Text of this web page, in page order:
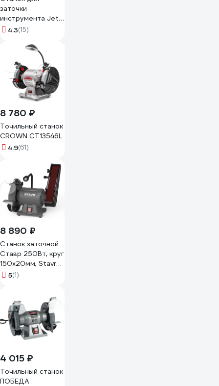
заточки
инструмента Jet
JBG-150 577901M
4.3(15)
8 780 ₽
Точильный станок
CROWN CT13546L
4.9(61)
8 890 ₽
Станок заточной
Ставр 250Вт, круг
150x20мм, Stavr
SBG 150-250W-
алюм. корпус,
кабель 3м (круг 1
шт,
защит.экран.адаптер
5(1)
4 015 ₽
Точильный станок
ПОБЕДА